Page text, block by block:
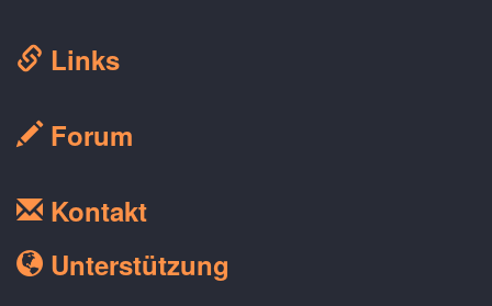
Links
Forum
Kontakt
Unterstützung